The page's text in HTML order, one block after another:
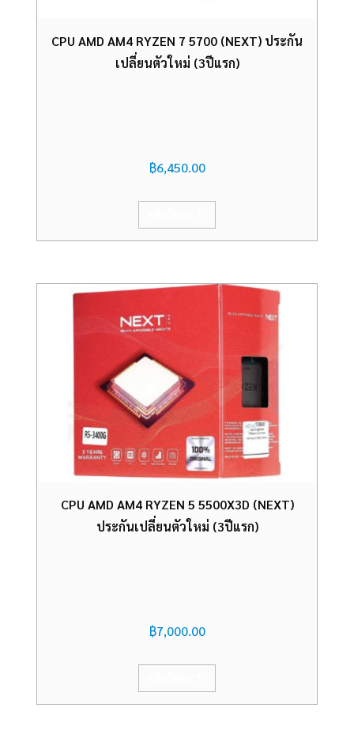
CPU AMD AM4 RYZEN 7 5700 (NEXT) ประกัน
เปลี่ยนตัวใหม่ (3ปีแรก)
฿6,450.00
CPU AMD AM4 RYZEN 5 5500X3D (NEXT)
ประกันเปลี่ยนตัวใหม่ (3ปีแรก)
฿7,000.00